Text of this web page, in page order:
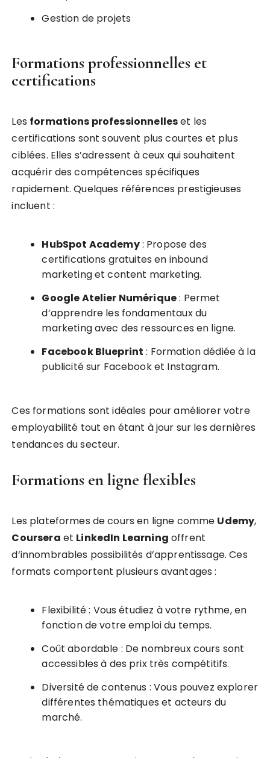
Gestion de projets
Formations professionnelles et
certifications
Les formations professionnelleset les
certifications sont souvent plus courtes et plus
ciblées. Elles s’adressent à ceux qui souhaitent
acquérir des compétences spécifiques
rapidement. Quelques références prestigieuses
incluent :
HubSpot Academy: Propose des
certifications gratuites en inbound
marketing et content marketing.
Google Atelier Numérique: Permet
d’apprendre les fondamentaux du
marketing avec des ressources en ligne.
Facebook Blueprint : Formation dédiée à la
publicité sur Facebook et Instagram.
Ces formations sont idéales pour améliorer votre
employabilité tout en étant à jour sur les dernières
tendances du secteur.
Formations en ligne flexibles
Les plateformes de cours en ligne comme Udemy,
Coursera et LinkedIn Learning offrent
d’innombrables possibilités d’apprentissage. Ces
formats comportent plusieurs avantages :
Flexibilité : Vous étudiez à votre rythme, en
fonction de votre emploi du temps.
Coût abordable : De nombreux cours sont
accessibles à des prix très compétitifs.
Diversité de contenus : Vous pouvez explorer
différentes thématiques et acteurs du
marché.